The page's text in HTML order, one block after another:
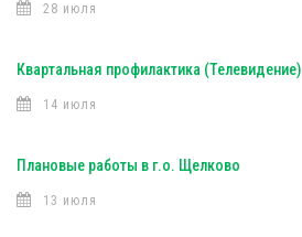
28 июля
Квартальная профилактика (Телевидение)
14 июля
Плановые работы в г.о. Щелково
13 июля